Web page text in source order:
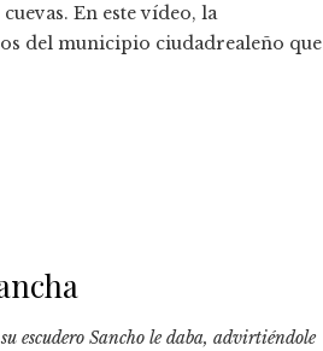
En este vídeo, la
del municipio ciudadrealeño que
escudero Sancho le daba, advirtiéndole